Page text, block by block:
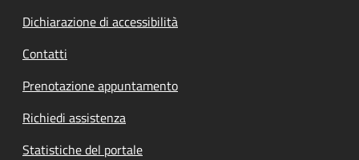
Dichiarazione di accessibilità
Contatti
Prenotazione appuntamento
Richiedi assistenza
Statistiche del portale